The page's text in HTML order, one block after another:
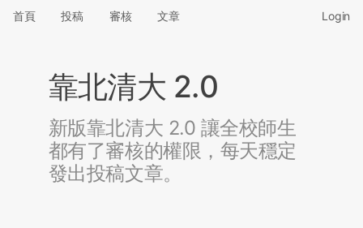
首頁 投稿 審核 文章 Login
靠北清大 2.0
新版靠北清大 2.0 讓全校師生
都有了審核的權限，每天穩定
發出投稿文章。